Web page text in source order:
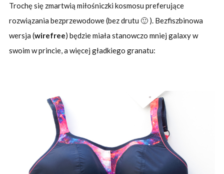
Trochę się zmartwią miłośniczki kosmosu preferujące
rozwiązania bezprzewodowe (bez drutu 🙂 ). Bezfiszbinowa
wersja (wirefree) będzie miała stanowczo mniej galaxy w
swoim w princie, a więcej gładkiego granatu: